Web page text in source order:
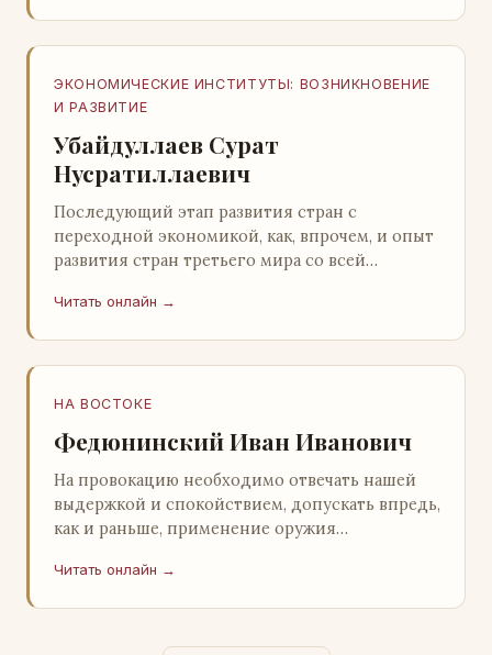
ЭКОНОМИЧЕСКИЕ ИНСТИТУТЫ: ВОЗНИКНОВЕНИЕ
И РАЗВИТИЕ
Убайдуллаев Сурат
Нусратиллаевич
Последующий этап развития стран с
переходной экономикой, как, впрочем, и опыт
развития стран третьего мира со всей
ошибочность такого предс…
Читать онлайн →
НА ВОСТОКЕ
Федюнинский Иван Иванович
На провокацию необходимо отвечать нашей
выдержкой и спокойствием, допускать впредь,
как и раньше, применение оружия
самообороны о…
Читать онлайн →